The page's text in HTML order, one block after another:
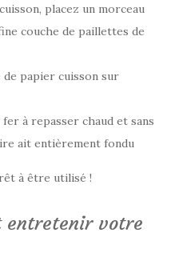
placez un morceau
couche de paillettes de
de papier cuisson sur
à repasser chaud et sans
ait entièrement fondu
à être utilisé !
entretenir votre